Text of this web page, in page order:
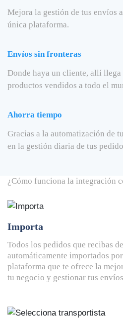
Mejora la gestión de tus envíos
única plataforma.
Envíos sin fronteras
Donde haya un cliente, allí
productos vendidos a todo el
Ahorra tiempo
Gracias a la automatización de
en la gestión diaria de tus
¿Cómo funciona la integración
Importa
Todos los pedidos que recibas
automáticamente importados
plataforma que te ofrece la
tu negocio y gestionar tus